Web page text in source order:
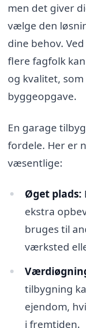
men det giver
vælge den
dine behov.
flere fagfolk
og kvalitet,
byggeopgave.
En garage
fordele. Her er
væsentlige:
Øget plads:
ekstra
bruges til
værksted
tilbygning
ejendom,
i fremtiden.